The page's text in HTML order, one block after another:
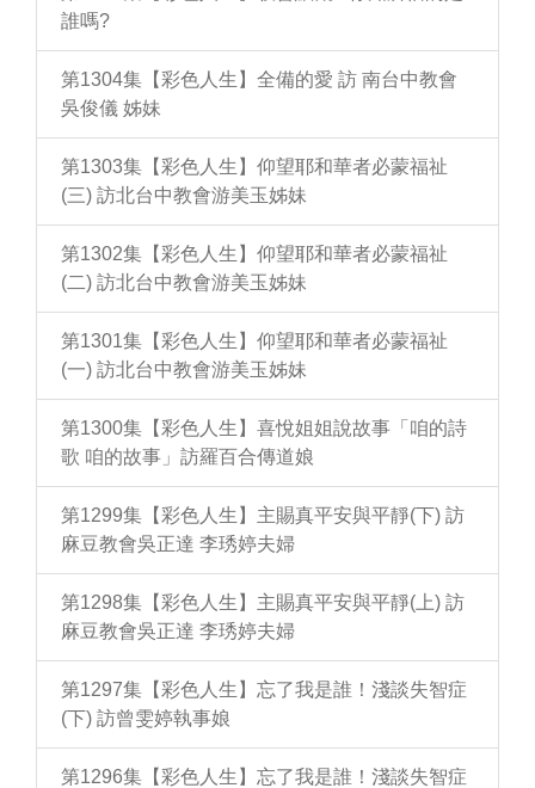
誰嗎?
第1304集【彩色人生】全備的愛 訪 南台中教會
吳俊儀 姊妹
第1303集【彩色人生】仰望耶和華者必蒙福祉
(三) 訪北台中教會游美玉姊妹
第1302集【彩色人生】仰望耶和華者必蒙福祉
(二) 訪北台中教會游美玉姊妹
第1301集【彩色人生】仰望耶和華者必蒙福祉
(一) 訪北台中教會游美玉姊妹
第1300集【彩色人生】喜悅姐姐說故事「咱的詩
歌 咱的故事」訪羅百合傳道娘
第1299集【彩色人生】主賜真平安與平靜(下) 訪
麻豆教會吳正達 李琇婷夫婦
第1298集【彩色人生】主賜真平安與平靜(上) 訪
麻豆教會吳正達 李琇婷夫婦
第1297集【彩色人生】忘了我是誰！淺談失智症
(下) 訪曾雯婷執事娘
第1296集【彩色人生】忘了我是誰！淺談失智症